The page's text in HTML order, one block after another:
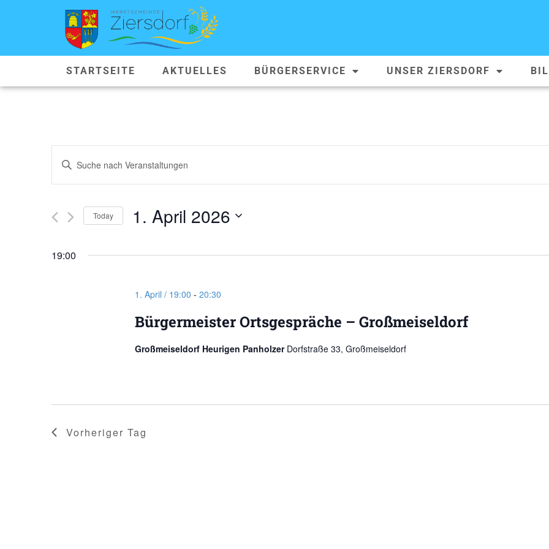
STARTSEITE AKTUELLES BÜRGERSERVICE UNSER ZIERSDORF
VERANSTALTUNGEN
SUCHE
UND
ANSICHTEN,
NAVIGATION
Geben
Sie
Schlüsselwort.
Veranstaltungen
Schlüsselwort.
Today 1. April 2026
19:00
1. April / 19:00 - 20:30
Bürgermeister Ortsgespräche – Großmeiseldorf
Großmeiseldorf Heurigen Panholzer Dorfstraße 33, Großmeiseldorf
Vorheriger Tag